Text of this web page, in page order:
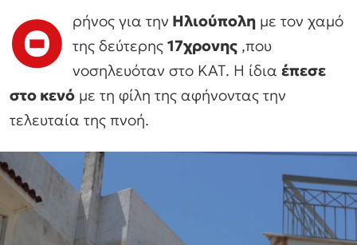
Θ ρήνος για την Ηλιούπολη με τον χαμό
της δεύτερης 17χρονης ,που
νοσηλευόταν στο ΚΑΤ. Η ίδια έπεσε
στο κενό με τη φίλη της αφήνοντας την
τελευταία της πνοή.